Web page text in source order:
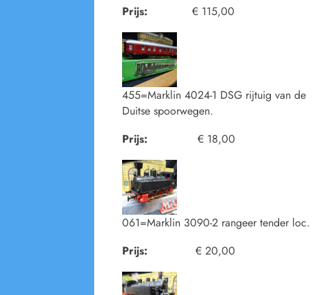
Prijs:
€ 115,00
455=Marklin 4024-1 DSG rijtuig van de
Duitse spoorwegen.
Prijs:
€ 18,00
061=Marklin 3090-2 rangeer tender loc.
Prijs:
€ 20,00